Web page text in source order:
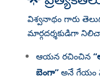
విశ్వనాథం గారు
మార్గదర్శకుడిగా
ఆయన రచించిన
బెంగా”అనే గేయం